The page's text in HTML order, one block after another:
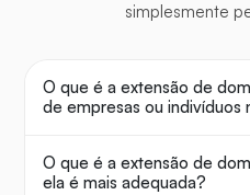
simplesmente
O que é a extensão de
de empresas ou indivíduos
O que é a extensão de
ela é mais adequada?